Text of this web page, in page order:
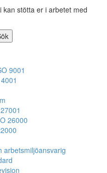
kan stötta er i arbetet med
9001
26000
arbetsmiljöansvarig